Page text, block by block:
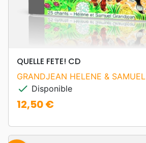
QUELLE FETE! CD
GRANDJEAN HELENE & SAMUEL
check Disponible
Prix
12,50 €